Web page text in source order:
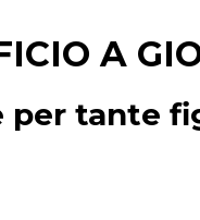
A
per tante